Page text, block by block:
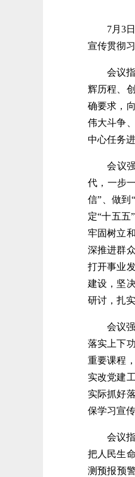
7月3日
宣传贯彻
会议指出
辉历程、
确要求，
伟大斗争
中心任务
会议强
代，一步
信”、做到
定“十五五
牢固树立
深推进群
打开事业
建设，坚
研讨，扎
会议强调
落实上下
重要课程
实改党建
实际抓好
保学习宣
会议指出
把人民生
测预报预